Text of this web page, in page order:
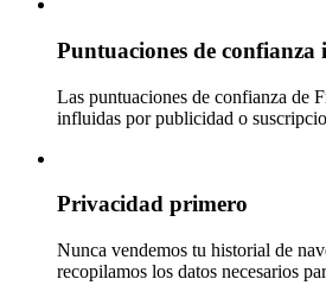
Puntuaciones de confianza
Las puntuaciones de confianza de
influidas por publicidad o
Privacidad primero
Nunca vendemos tu historial de
recopilamos los datos necesarios